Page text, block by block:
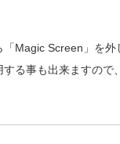
Magic Screen」を
る事も出来ますの